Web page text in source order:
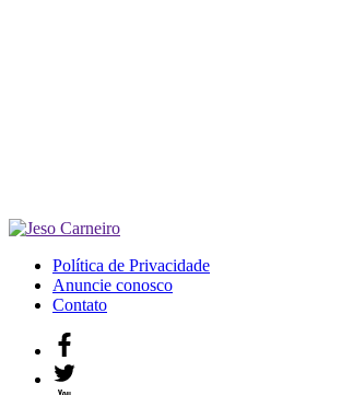
Política de Privacidade
Anuncie conosco
Contato